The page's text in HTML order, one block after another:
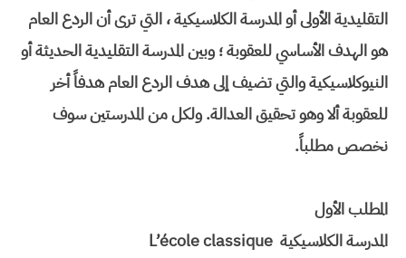
التقليدية الأولى أو المدرسة الكلاسيكية ، التي ترى أن الردع العام
هو الهدف الأساسي للعقوبة ؛ وبين المدرسة التقليدية الحديثة أو
النيوكلاسيكية والتي تضيف إلى هدف الردع العام هدفاً أخر
للعقوبة ألا وهو تحقيق العدالة. ولكل من المدرستين سوف
نخصص مطلباً.
المطلب الأول
المدرسة الكلاسيكية L’école classique